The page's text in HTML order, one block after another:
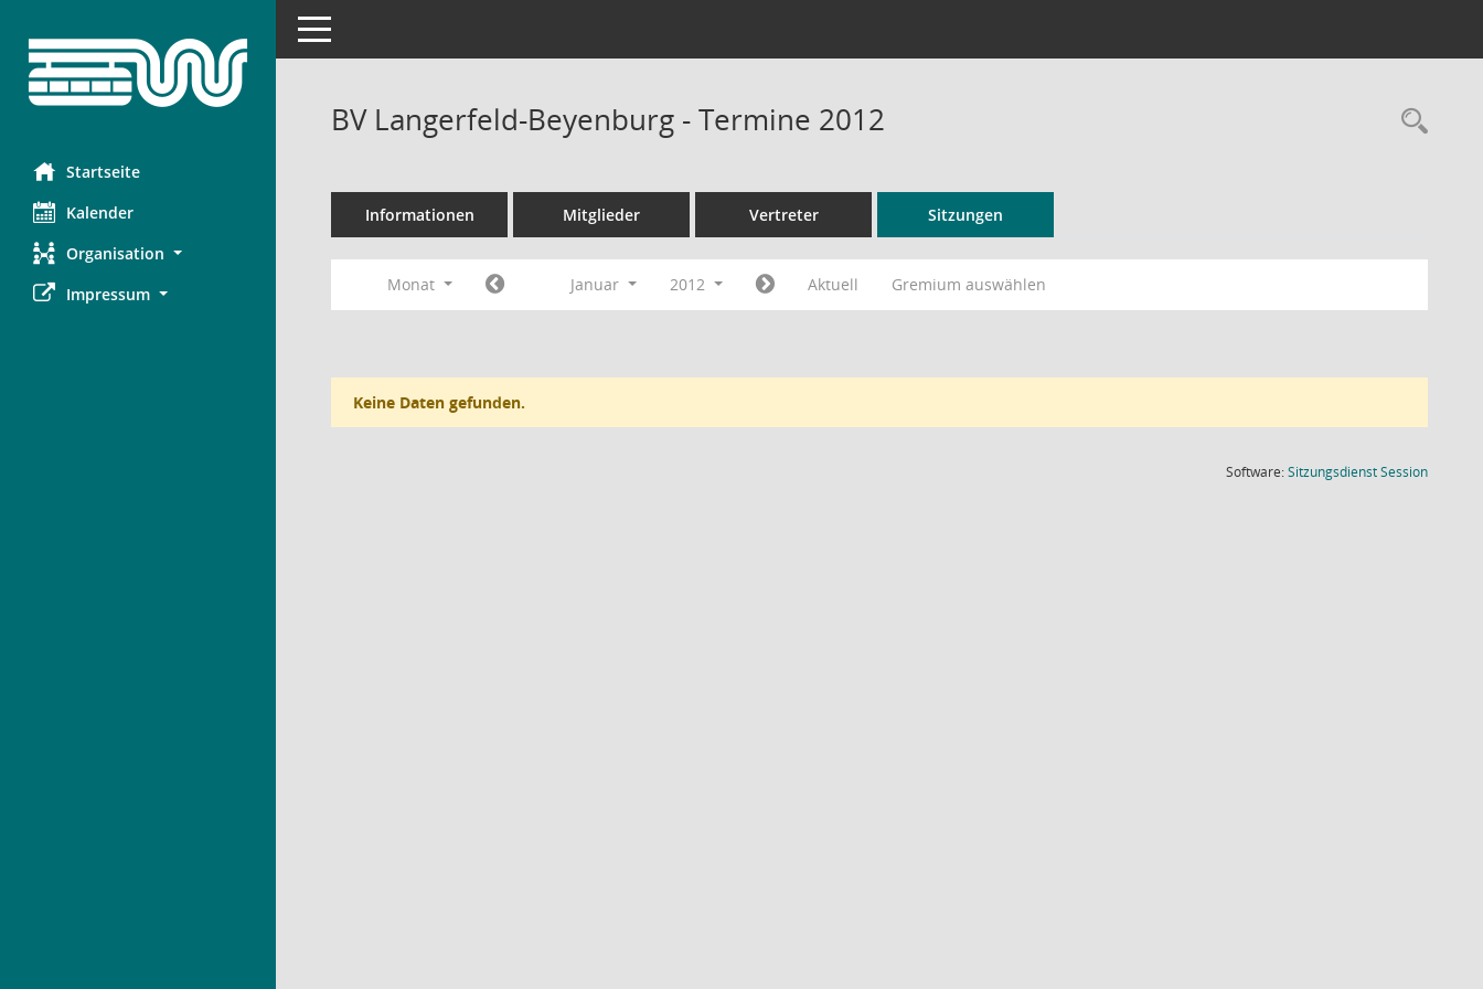
Startseite
Kalender
Organisation
Impressum
Toggle navigation
BV Langerfeld-Beyenburg - Termine 2012
Informationen Mitglieder Vertreter Sitzungen
Monat Januar 2012 Aktuell Gremium auswählen
Keine Daten gefunden.
Software:SitzungsdienstSession(Wird in